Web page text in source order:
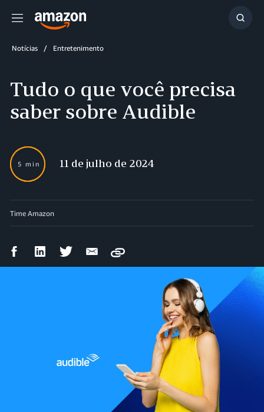
Menu
Notícias Entretenimento
Tudo o que você precisa
saber sobre Audible
5 min 11 de julho de 2024
Time Amazon
CompartilharCompartilharCompartilharCompartilhar
Copy